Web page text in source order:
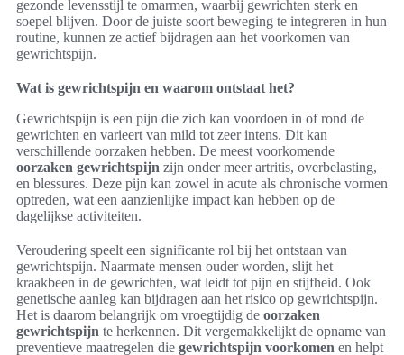
gezonde levensstijl te omarmen, waarbij gewrichten sterk en
soepel blijven. Door de juiste soort beweging te integreren in hun
routine, kunnen ze actief bijdragen aan het voorkomen van
gewrichtspijn.
Wat is gewrichtspijn en waarom ontstaat het?
Gewrichtspijn is een pijn die zich kan voordoen in of rond de
gewrichten en varieert van mild tot zeer intens. Dit kan
verschillende oorzaken hebben. De meest voorkomende
oorzaken gewrichtspijn zijn onder meer artritis, overbelasting,
en blessures. Deze pijn kan zowel in acute als chronische vormen
optreden, wat een aanzienlijke impact kan hebben op de
dagelijkse activiteiten.
Veroudering speelt een significante rol bij het ontstaan van
gewrichtspijn. Naarmate mensen ouder worden, slijt het
kraakbeen in de gewrichten, wat leidt tot pijn en stijfheid. Ook
genetische aanleg kan bijdragen aan het risico op gewrichtspijn.
Het is daarom belangrijk om vroegtijdig de oorzaken
gewrichtspijn te herkennen. Dit vergemakkelijkt de opname van
preventieve maatregelen die gewrichtspijn voorkomen en helpt